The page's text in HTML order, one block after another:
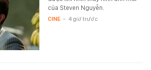
của Steven Nguyễn.
CINE - 4 giờ trước